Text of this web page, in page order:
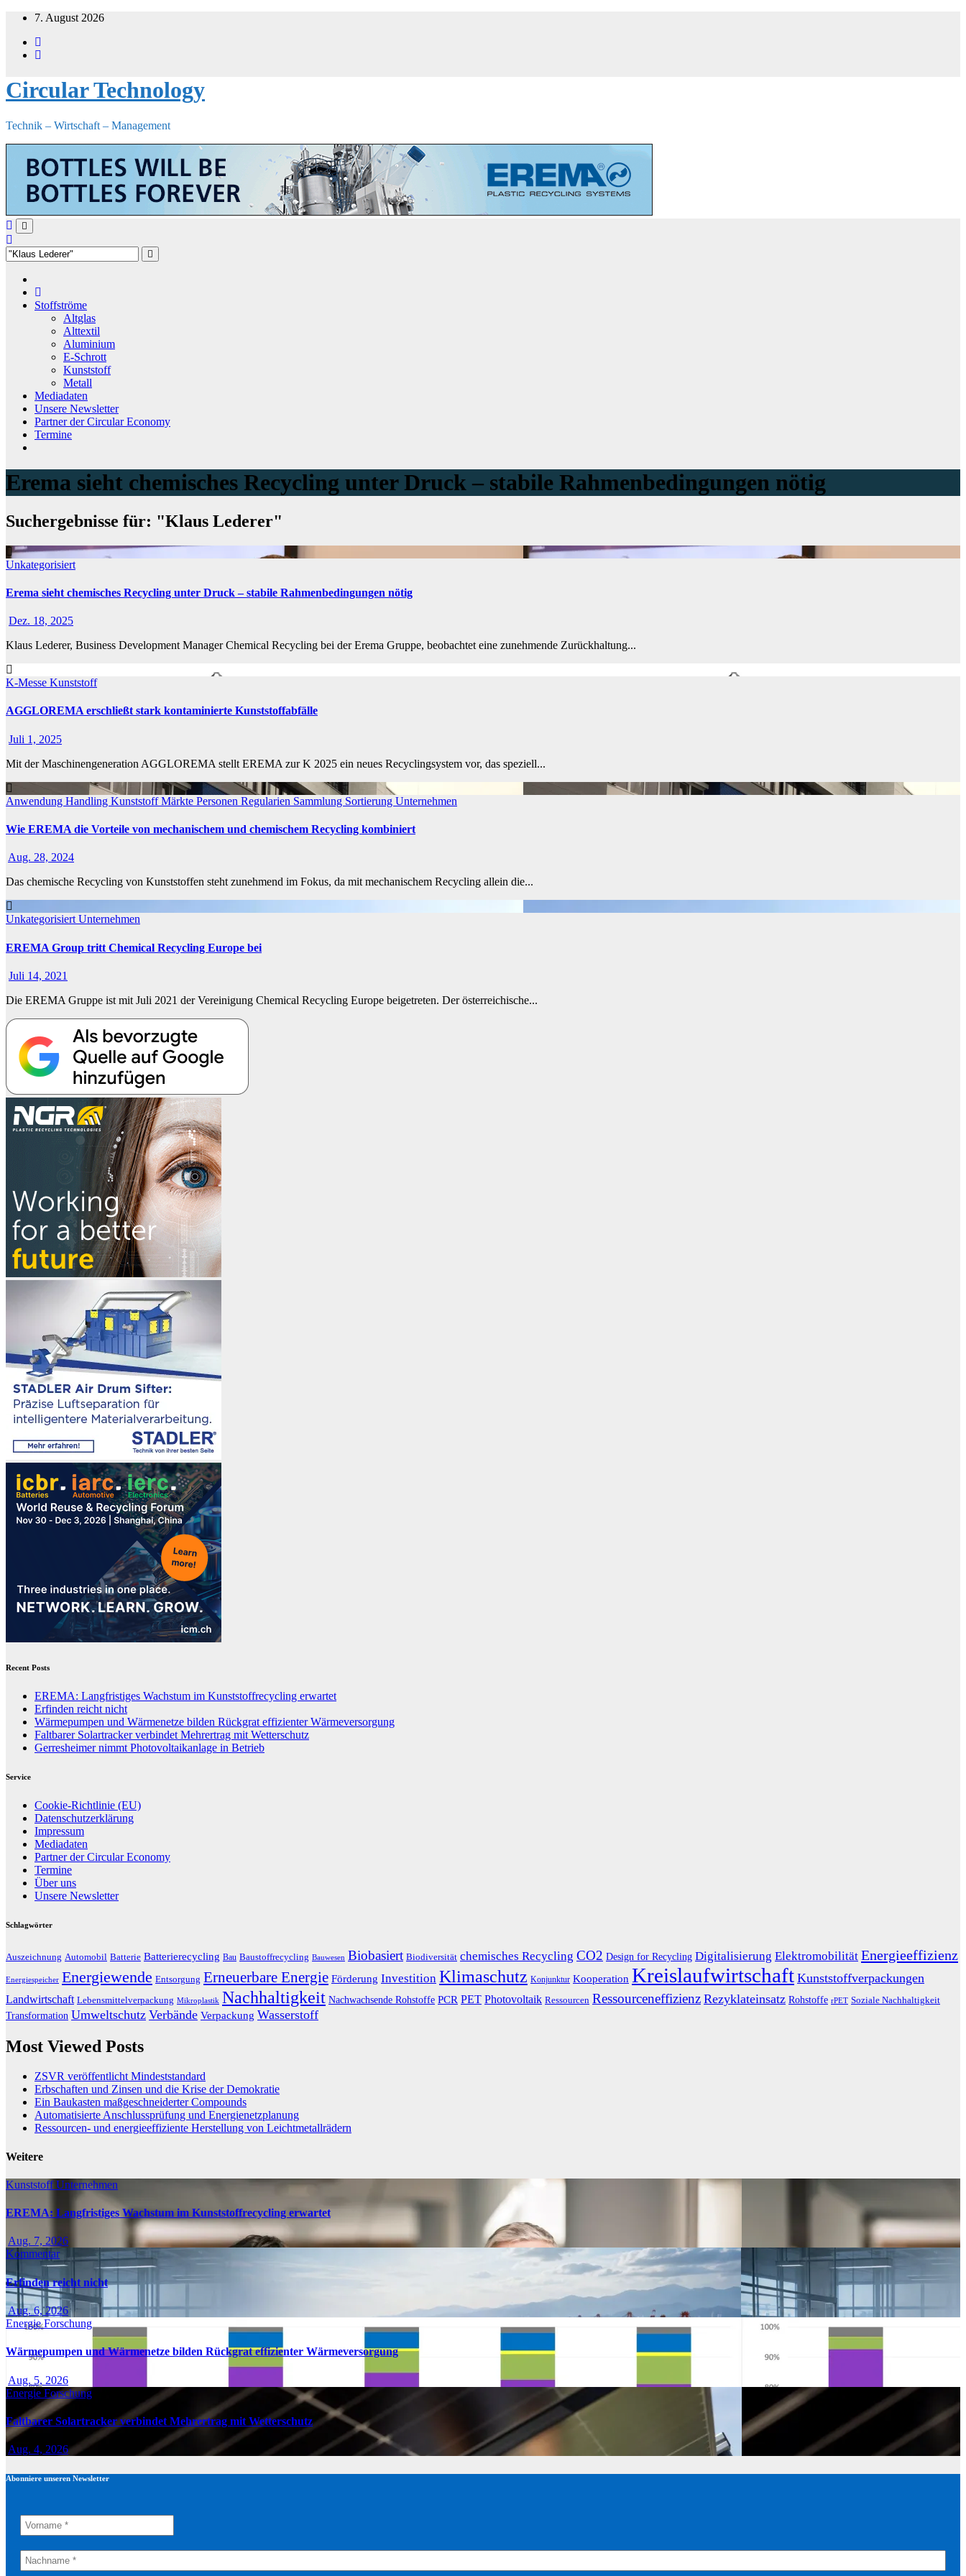
Zum
springen
7. August 2026
Circular Technology
Technik – Wirtschaft – Management
Stoffströme
Altglas
Alttextil
Aluminium
E-Schrott
Kunststoff
Metall
Mediadaten
Unsere Newsletter
Partner der Circular Economy
Termine
Erema sieht chemisches Recycling unter Druck – stabile Rahmenbedingungen nötig
Suchergebnisse für: "Klaus Lederer"
Unkategorisiert
Erema sieht chemisches Recycling unter Druck – stabile Rahmenbedingungen nötig
Dez. 18, 2025
Klaus Lederer, Business Development Manager Chemical Recycling bei der Erema Gruppe, beobachtet eine zunehmende Zurückhaltung...
K-Messe Kunststoff
AGGLOREMA erschließt stark kontaminierte Kunststoffabfälle
Juli 1, 2025
Mit der Maschinengeneration AGGLOREMA stellt EREMA zur K 2025 ein neues Recyclingsystem vor, das speziell...
Anwendung Handling KunststoffMärkte Personen Regularien Sammlung Sortierung Unternehmen
Wie EREMA die Vorteile von mechanischem und chemischem Recycling kombiniert
Aug. 28, 2024
Das chemische Recycling von Kunststoffen steht zunehmend im Fokus, da mit mechanischem Recycling allein die...
Unkategorisiert Unternehmen
EREMA Group tritt Chemical Recycling Europe bei
Juli 14, 2021
Die EREMA Gruppe ist mit Juli 2021 der Vereinigung Chemical Recycling Europe beigetreten. Der österreichische...
Recent Posts
EREMA: Langfristiges Wachstum im Kunststoffrecycling erwartet
Erfinden reicht nicht
Wärmepumpen und Wärmenetze bilden Rückgrat effizienter Wärmeversorgung
Faltbarer Solartracker verbindet Mehrertrag mit Wetterschutz
Gerresheimer nimmt Photovoltaikanlage in Betrieb
Service
Cookie-Richtlinie (EU)
Datenschutzerklärung
Impressum
Mediadaten
Partner der Circular Economy
Termine
Über uns
Unsere Newsletter
Schlagwörter
Auszeichnung Automobil Batterie Batterierecycling Bau Baustoffrecycling Bauwesen Biobasiert Biodiversität chemisches Recycling CO2 Design for Recycling Digitalisierung Elektromobilität Energieeffizienz
Energiespeicher Energiewende Entsorgung Erneuerbare Energie Förderung Investition Klimaschutz Konjunktur Kooperation Kreislaufwirtschaft Kunststoffverpackungen
Landwirtschaft Lebensmittelverpackung Mikroplastik Nachhaltigkeit Nachwachsende Rohstoffe PCR PET Photovoltaik Ressourcen Ressourceneffizienz Rezyklateinsatz Rohstoffe rPET Soziale Nachhaltigkeit
Transformation Umweltschutz Verbände Verpackung Wasserstoff
Most Viewed Posts
ZSVR veröffentlicht Mindeststandard
Erbschaften und Zinsen und die Krise der Demokratie
Ein Baukasten maßgeschneiderter Compounds
Automatisierte Anschlussprüfung und Energienetzplanung
Ressourcen- und energieeffiziente Herstellung von Leichtmetallrädern
Weitere
KunststoffUnternehmen
EREMA: Langfristiges Wachstum im Kunststoffrecycling erwartet
Aug. 7, 2026
Kommentar
Erfinden reicht nicht
Aug. 6, 2026
EnergieForschung
Wärmepumpen und Wärmenetze bilden Rückgrat effizienter Wärmeversorgung
Aug. 5, 2026
Energie Forschung
Faltbarer Solartracker verbindet Mehrertrag mit Wetterschutz
Aug. 4, 2026
Abonniere unseren Newsletter